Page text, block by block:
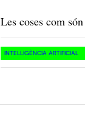
Les coses com són
INTEL·LIGÈNCIA ARTIFICIAL